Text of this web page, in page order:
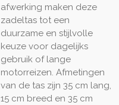
afwerking maken deze
zadeltas tot een
duurzame en stijlvolle
keuze voor dagelijks
gebruik of lange
motorreizen. Afmetingen
van de tas zijn 35 cm lang,
15 cm breed en 35 cm